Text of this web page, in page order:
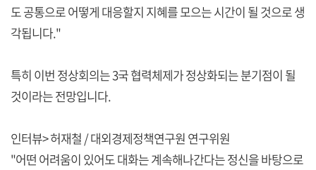
도 공통으로 어떻게 대응할지 지혜를 모으는 시간이 될 것으로 생
각됩니다."
특히 이번 정상회의는 3국 협력체제가 정상화되는 분기점이 될
것이라는 전망입니다.
인터뷰> 허재철 / 대외경제정책연구원 연구위원
"어떤 어려움이 있어도 대화는 계속해나간다는 정신을 바탕으로